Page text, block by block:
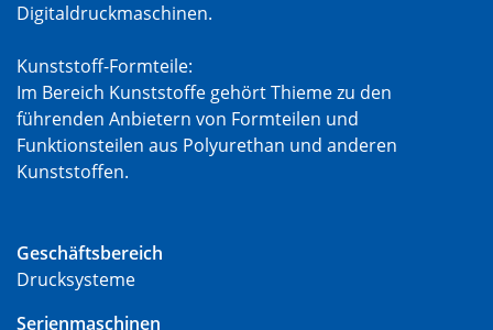
Digitaldruckmaschinen.
Kunststoff-Formteile:
Im Bereich Kunststoffe gehört Thieme zu den
führenden Anbietern von Formteilen und
Funktionsteilen aus Polyurethan und anderen
Kunststoffen.
Geschäftsbereich
Drucksysteme
Serienmaschinen